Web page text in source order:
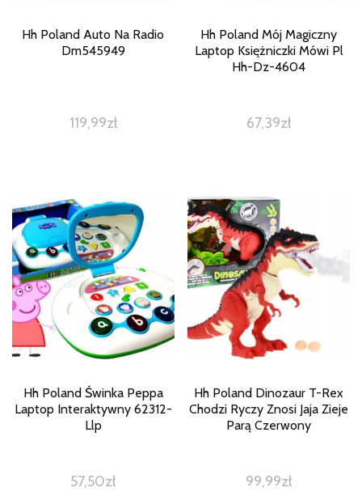
Hh Poland Auto Na Radio
Dm545949
119,99zł
Hh Poland Mój Magiczny
Laptop Księżniczki Mówi Pl
Hh-Dz-4604
67,39zł
Hh Poland Świnka Peppa
Laptop Interaktywny 62312-
Llp
57,50zł
Hh Poland Dinozaur T-Rex
Chodzi Ryczy Znosi Jaja Zieje
Parą Czerwony
99,99zł